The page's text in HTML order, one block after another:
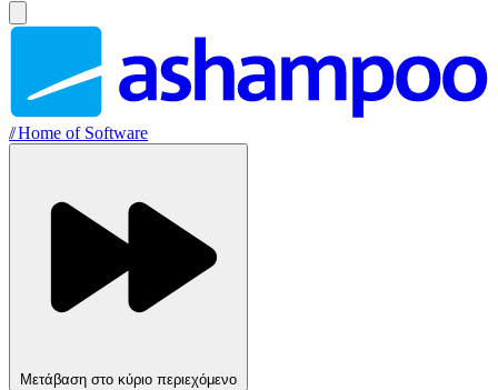
//Home of Software
Μετάβαση στο κύριο περιεχόμενο